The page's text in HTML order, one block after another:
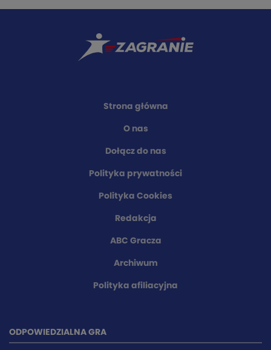
Strona główna
O nas
Dołącz do nas
Polityka prywatności
Polityka Cookies
Redakcja
ABC Gracza
Archiwum
Polityka afiliacyjna
ODPOWIEDZIALNA GRA